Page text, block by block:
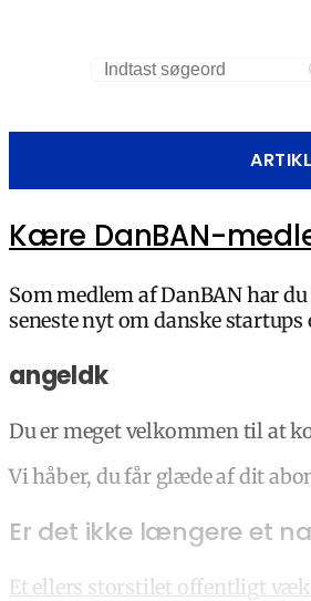
Kære DanBAN-
Som medlem af DanBAN har
seneste nyt om danske
angeldk
Du er meget velkommen til at
Vi håber, du får glæde af dit
Er det ikke længere et
Et ellers storstilet offentligt